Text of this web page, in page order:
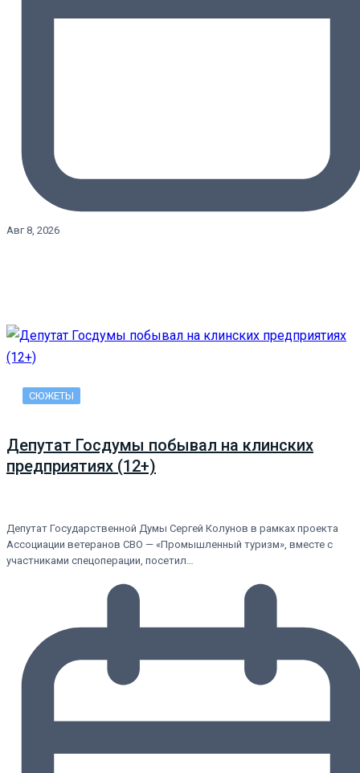
Авг 8, 2026
СЮЖЕТЫ
Депутат Госдумы побывал на клинских
предприятиях (12+)
Депутат Государственной Думы Сергей Колунов в рамках проекта
Ассоциации ветеранов СВО — «Промышленный туризм», вместе с
участниками спецоперации, посетил…